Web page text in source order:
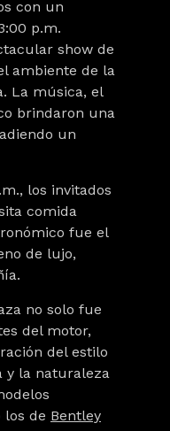
con un
p.m.
show de
ambiente de la
La música, el
brindaron una
un
los invitados
comida
fue el
de lujo,
no solo fue
del motor,
del estilo
y la naturaleza
los de Bentley